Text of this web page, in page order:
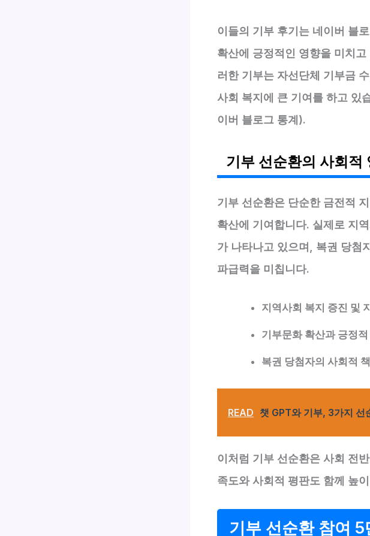
이들의 기부 후기는 네이버 블
확산에 긍정적인 영향을 미치
러한 기부는 자선단체 기부금
사회 복지에 큰 기여를 하고 있
이버 블로그 통계).
기부 선순환의 사회적
기부 선순환은 단순한 금전적
확산에 기여합니다. 실제로 지
가 나타나고 있으며, 복권 당첨
파급력을 미칩니다.
지역사회 복지 증진 및
기부문화 확산과 긍정
복권 당첨자의 사회적
READ 챗 GPT와 기부, 3가지 선
이처럼 기부 선순환은 사회 전
족도와 사회적 평판도 함께 높
기부 선순환 참여